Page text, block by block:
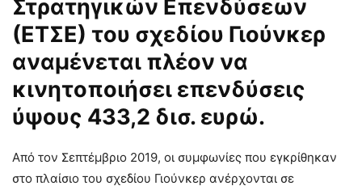
Στρατηγικών Επενδύσεων
(ΕΤΣΕ) του σχεδίου Γιούνκερ
αναμένεται πλέον να
κινητοποιήσει επενδύσεις
ύψους 433,2 δισ. ευρώ.
Από τον Σεπτέμβριο 2019, οι συμφωνίες που εγκρίθηκαν
στο πλαίσιο του σχεδίου Γιούνκερ ανέρχονται σε